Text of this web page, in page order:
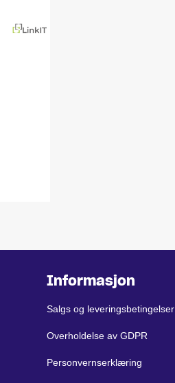
Informasjon
Salgs og leveringsbetingelser
Overholdelse av GDPR
Personvernserklæring